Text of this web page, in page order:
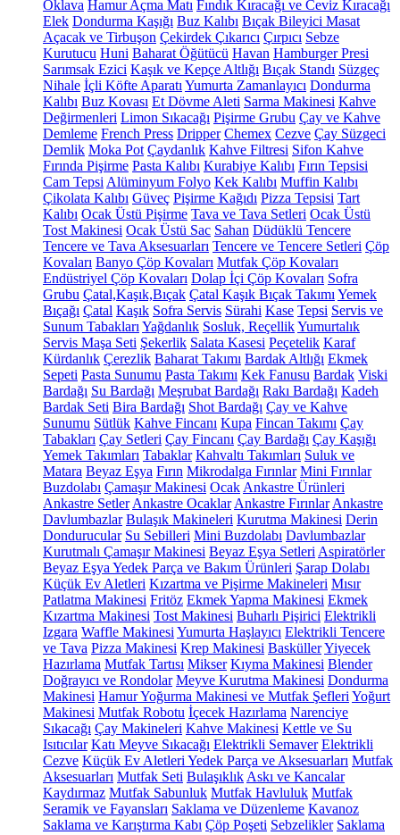
Oklava Hamur Açma Matı Fındık Kıracağı ve Ceviz Kıracağı
Elek Dondurma Kaşığı Buz Kalıbı Bıçak Bileyici Masat
Açacak ve Tirbuşon Çekirdek Çıkarıcı Çırpıcı Sebze
Kurutucu Huni Baharat Öğütücü Havan Hamburger Presi
Sarımsak Ezici Kaşık ve Kepçe Altlığı Bıçak Standı Süzgeç
Nihale İçli Köfte Aparatı Yumurta Zamanlayıcı Dondurma
Kalıbı Buz Kovası Et Dövme Aleti Sarma Makinesi Kahve
Değirmenleri Limon Sıkacağı Pişirme Grubu Çay ve Kahve
Demleme French Press Dripper Chemex Cezve Çay Süzgeci
Demlik Moka Pot Çaydanlık Kahve Filtresi Sifon Kahve
Fırında Pişirme Pasta Kalıbı Kurabiye Kalıbı Fırın Tepsisi
Cam Tepsi Alüminyum Folyo Kek Kalıbı Muffin Kalıbı
Çikolata Kalıbı Güveç Pişirme Kağıdı Pizza Tepsisi Tart
Kalıbı Ocak Üstü Pişirme Tava ve Tava Setleri Ocak Üstü
Tost Makinesi Ocak Üstü Sac Sahan Düdüklü Tencere
Tencere ve Tava Aksesuarları Tencere ve Tencere Setleri Çöp
Kovaları Banyo Çöp Kovaları Mutfak Çöp Kovaları
Endüstriyel Çöp Kovaları Dolap İçi Çöp Kovaları Sofra
Grubu Çatal,Kaşık,Bıçak Çatal Kaşık Bıçak Takımı Yemek
Bıçağı Çatal Kaşık Sofra Servis Sürahi Kase Tepsi Servis ve
Sunum Tabakları Yağdanlık Sosluk, ReçellikYumurtalık
Servis Maşa Seti Şekerlik Salata Kasesi Peçetelik Karaf
Kürdanlık Çerezlik Baharat Takımı Bardak Altlığı Ekmek
Sepeti Pasta Sunumu Pasta Takımı Kek Fanusu Bardak Viski
Bardağı Su Bardağı Meşrubat Bardağı Rakı Bardağı Kadeh
Bardak Seti Bira Bardağı Shot Bardağı Çay ve Kahve
Sunumu Sütlük Kahve Fincanı Kupa Fincan Takımı Çay
Tabakları Çay Setleri Çay Fincanı Çay Bardağı Çay Kaşığı
Yemek Takımları Tabaklar Kahvaltı Takımları Suluk ve
Matara Beyaz Eşya Fırın Mikrodalga Fırınlar Mini Fırınlar
Buzdolabı Çamaşır Makinesi Ocak Ankastre Ürünleri
Ankastre Setler Ankastre Ocaklar Ankastre Fırınlar Ankastre
Davlumbazlar Bulaşık Makineleri Kurutma Makinesi Derin
Dondurucular Su Sebilleri Mini Buzdolabı Davlumbazlar
Kurutmalı Çamaşır Makinesi Beyaz Eşya Setleri Aspiratörler
Beyaz Eşya Yedek Parça ve Bakım Ürünleri Şarap Dolabı
Küçük Ev Aletleri Kızartma ve Pişirme Makineleri Mısır
Patlatma Makinesi Fritöz Ekmek Yapma Makinesi Ekmek
Kızartma Makinesi Tost Makinesi Buharlı Pişirici Elektrikli
Izgara Waffle Makinesi Yumurta Haşlayıcı Elektrikli Tencere
ve Tava Pizza Makinesi Krep Makinesi BasküllerYiyecek
Hazırlama Mutfak Tartısı Mikser Kıyma Makinesi Blender
Doğrayıcı ve Rondolar Meyve Kurutma Makinesi Dondurma
Makinesi Hamur Yoğurma Makinesi ve Mutfak Şefleri Yoğurt
Makinesi Mutfak Robotu İçecek Hazırlama Narenciye
Sıkacağı Çay Makineleri Kahve Makinesi Kettle ve Su
Isıtıcılar Katı Meyve Sıkacağı Elektrikli Semaver Elektrikli
Cezve Küçük Ev Aletleri Yedek Parça ve Aksesuarları Mutfak
Aksesuarları Mutfak Seti Bulaşıklık Askı ve Kancalar
Kaydırmaz Mutfak Sabunluk Mutfak Havluluk Mutfak
Seramik ve Fayansları Saklama ve Düzenleme Kavanoz
Saklama ve Karıştırma Kabı Çöp Poşeti Sebzelikler Saklama